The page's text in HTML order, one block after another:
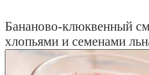
Бананово-клюквенный
хлопьями и семенами